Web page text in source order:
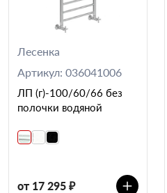
Лесенка
Артикул: 036041006
ЛП (г)-100/60/66 без
полочки водяной
от 17 295 ₽